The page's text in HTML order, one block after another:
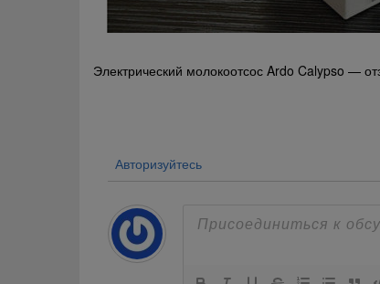
Навигация
Электрический молокоотсос Ardo Calypso —
Авторизуйтесь